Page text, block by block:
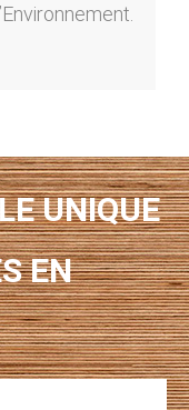
UNIQUE
EN